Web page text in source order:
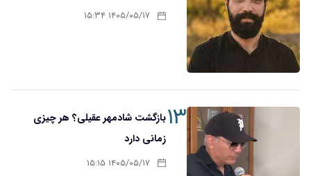
۱۴۰۵/۰۵/۱۷ ۱۵:۳۴
۱۳ بازگشت شادمهر عقیلی؟ هر چیزی
زمانی دارد
۱۴۰۵/۰۵/۱۷ ۱۵:۱۵